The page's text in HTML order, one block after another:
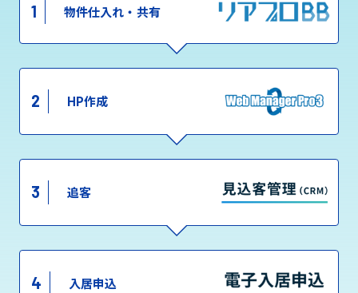
1 物件仕入れ・共有
2 HP作成
3 追客
4 入居申込